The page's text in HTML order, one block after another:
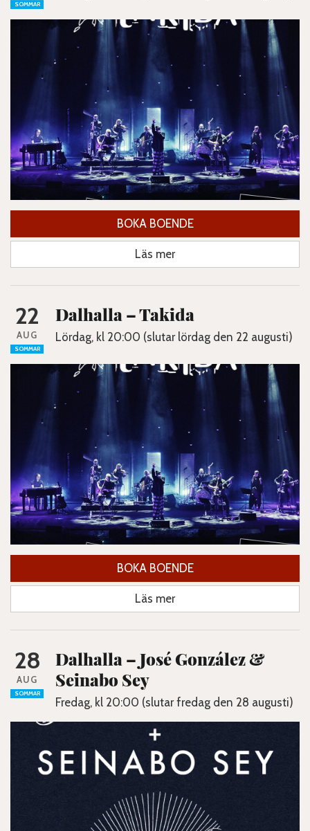
SOMMAR
BOKA BOENDE
Läs mer
22
AUG
SOMMAR
Dalhalla – Takida
Lördag, kl 20:00 (slutar lördag den 22 augusti)
BOKA BOENDE
Läs mer
28
AUG
SOMMAR
Dalhalla – José González &
Seinabo Sey
Fredag, kl 20:00 (slutar fredag den 28 augusti)